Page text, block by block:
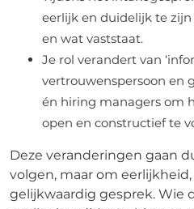
eerlijk en duidelijk te
en wat vaststaat.
Je rol verandert van
vertrouwenspersoon en
én hiring managers om
open en constructief te
Deze veranderingen gaan
volgen, maar om
gelijkwaardig gesprek. Wie